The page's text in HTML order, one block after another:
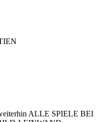
ALLE SPIELE BEI